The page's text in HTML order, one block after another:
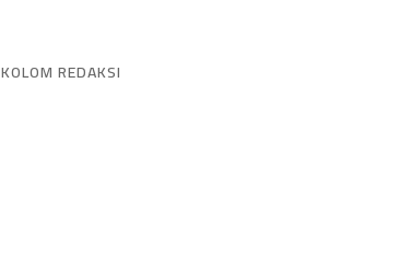
KOLOM REDAKSI